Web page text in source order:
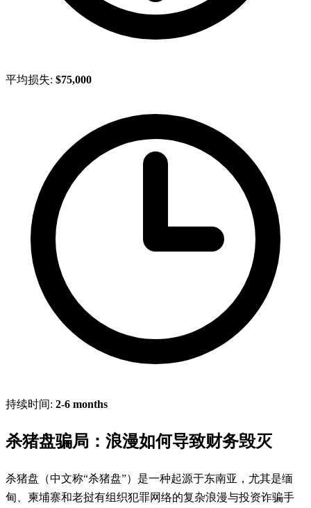
平均损失: $75,000
持续时间: 2-6 months
杀猪盘骗局：浪漫如何导致财务毁灭
杀猪盘（中文称“杀猪盘”）是一种起源于东南亚，尤其是缅
甸、柬埔寨和老挝有组织犯罪网络的复杂浪漫与投资诈骗手